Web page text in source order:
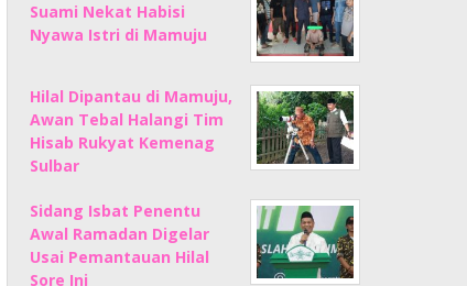
Suami Nekat Habisi
Nyawa Istri di Mamuju
Hilal Dipantau di Mamuju,
Awan Tebal Halangi Tim
Hisab Rukyat Kemenag
Sulbar
Sidang Isbat Penentu
Awal Ramadan Digelar
Usai Pemantauan Hilal
Sore Ini